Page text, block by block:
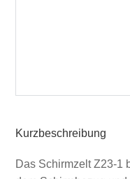
Kurzbeschreibung
Das Schirmzelt Z23-1